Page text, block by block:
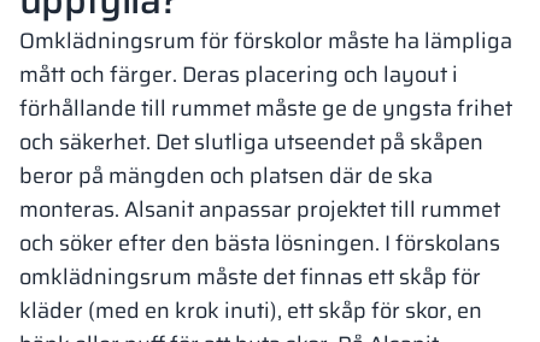
Omklädningsrum för förskolor måste ha lämpliga
mått och färger. Deras placering och layout i
förhållande till rummet måste ge de yngsta frihet
och säkerhet. Det slutliga utseendet på skåpen
beror på mängden och platsen där de ska
monteras. Alsanit anpassar projektet till rummet
och söker efter den bästa lösningen. Iförskolans
omklädningsrum måste det finnas ett skåp för
kläder (med en krok inuti), ett skåp för skor, en